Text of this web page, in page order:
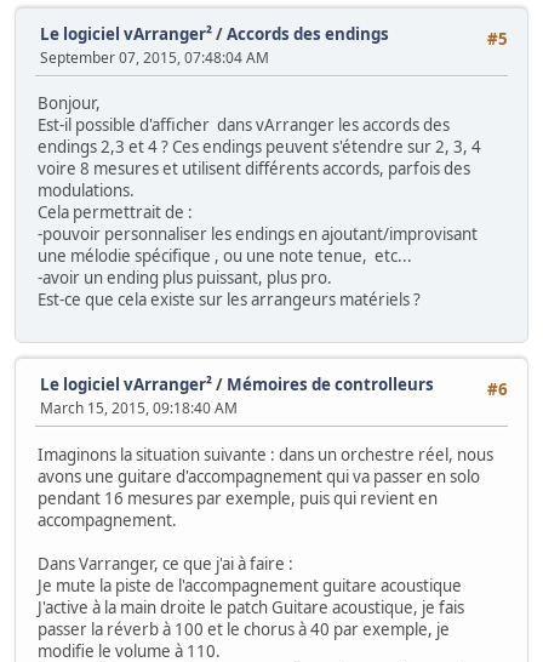
#5
Le logiciel vArranger²/Accords des endings
September 07, 2015, 07:48:04 AM
Bonjour,
Est-il possible d'afficher dans vArranger les accords des
endings 2,3 et 4 ? Ces endings peuvent s'étendre sur 2, 3, 4
voire 8 mesures et utilisent différents accords, parfois des
modulations.
Cela permettrait de :
-pouvoir personnaliser les endings en ajoutant/improvisant
une mélodie spécifique , ou une note tenue, etc...
-avoir un ending plus puissant, plus pro.
Est-ce que cela existe sur les arrangeurs matériels ?
#6
Le logiciel vArranger²/ Mémoires de controlleurs
March 15, 2015, 09:18:40 AM
Imaginons la situation suivante : dans un orchestre réel, nous
avons une guitare d'accompagnement qui va passer en solo
pendant 16 mesures par exemple, puis qui revient en
accompagnement.
Dans Varranger, ce que j'ai à faire :
Je mute la piste de l'accompagnement guitare acoustique
J'active à la main droite le patch Guitare acoustique, je fais
passer la réverb à 100 et le chorus à 40 par exemple, je
modifie le volume à 110.